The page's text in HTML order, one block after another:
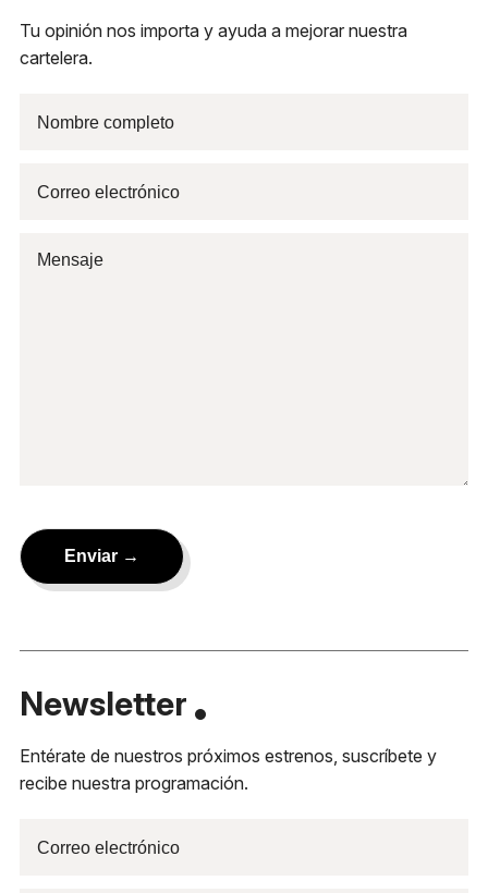
Tu opinión nos importa y ayuda a mejorar nuestra
cartelera.
Newsletter
Entérate de nuestros próximos estrenos, suscríbete y
recibe nuestra programación.